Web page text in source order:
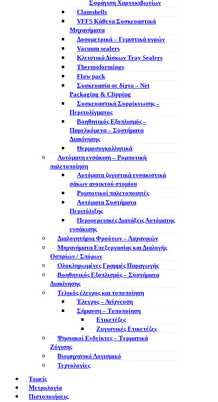
Σφράγιση Χαρτοκιβωτίων
Clamshells
VFFS Κάθετα Συσκευαστικά
Μηχανήματα
Δοσομετρικά – Γεμιστικά υγρών
Vacuum sealers
Κλειστικά Δίσκων Tray Sealers
Thermoformings
Flow pack
Συσκευασία σε δίχτυ – Net
Packaging & Clipping
Συσκευαστικά Συρρίκνωσης –
Περιτυλίγματος
Βοηθητικός Εξοπλισμός –
Παρελκόμενα – Συστήματα
Διακίνησης
Θερμοσυγκολλητικά
Αυτόματη ενσάκιση – Ρομποτική
παλετοποίηση
Αυτόματα ζυγιστικά ενσακιστικά
σάκων ανοικτού στομίου
Ρομποτικοί παλετοποιητές
Αυτόματα Συστήματα
Περιτύλιξης
Περιφερειακές Διατάξεις Αυτόματης
ενσάκισης
Διαλογητήρια Φρούτων – Λαχανικών
Μηχανήματα Επεξεργασίας και Διαλογής
Οσπρίων / Σπόρων
Ολοκληρωμένες Γραμμές Παραγωγής
Βοηθητικός Εξοπλισμός – Συστήματα
Διακίνησης
Τελικός έλεγχος και τυποποίηση
Έλεγχος – Ανίχνευση
Σήμανση – Τυποποίηση
Ετικετέζες
Ζυγιστικές Ετικετέζες
Ψηφιακοί Ενδείκτες – Tερματικά
Ζύγισης
Βιομηχανικό Λογισμικό
Τεχνολογίες
Τομείς
Μετρολογία
Πιστοποιήσεις